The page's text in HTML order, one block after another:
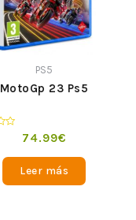
PS5
MotoGp 23 Ps5
74.99€
Leer más